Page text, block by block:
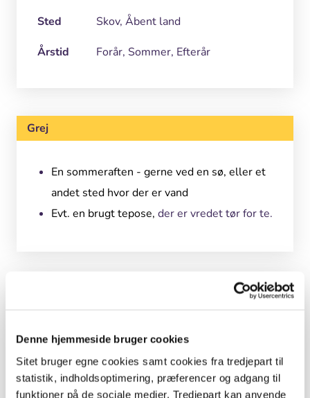
Denne hjemmeside bruger cookies
Sitet bruger egne cookies samt cookies fra tredjepart til
statistik, indholdsoptimering, præferencer og adgang til
funktioner på de sociale medier. Tredjepart kan anvende
Sted
Skov, Åbent land
Årstid
Forår, Sommer, Efterår
Grej
En sommeraften - gerne ved en sø, eller et
andet sted hvor der er vand
Evt. en brugt tepose, der er vredet tør for te.
Alle kan bruge ideen her – børn, unge, voksne
og gamle. Hvis du er lærer, kan du bruge ideen
i skolen, men du må selv tænke den ind i dit
fag.